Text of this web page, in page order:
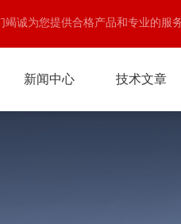
诚为您提供合格产品和专业的服务
新闻中心 技术文章